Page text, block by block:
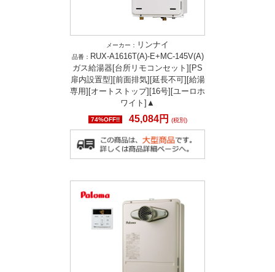
メーカー： リンナイ
品番： RUX-A1616T(A)-E+MC-145V(A)
ガス給湯器[台所リモコンセット][PS
扉内設置型][前面排気][延長不可][給湯
専用][オートストップ][16号][ユーロホ
ワイト]▲
74%OFF!! 45,084円 (税別)